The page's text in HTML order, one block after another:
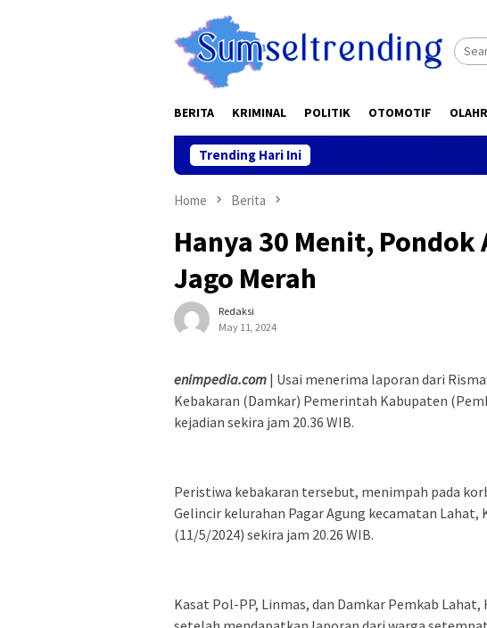
BERITA KRIMINAL POLITIK OTOMOTIF
Trending Hari Ini
Home Berita
Hanya 30 Menit, Pondok
Jago Merah
Redaksi
May 11, 2024
enimpedia.com | Usai menerima laporan dari
Kebakaran (Damkar) Pemerintah Kabupaten
kejadian sekira jam 20.36 WIB.
Peristiwa kebakaran tersebut, menimpah pada
Gelincir kelurahan Pagar Agung kecamatan Lahat,
(11/5/2024) sekira jam 20.26 WIB.
Kasat Pol-PP, Linmas, dan Damkar Pemkab Lahat,